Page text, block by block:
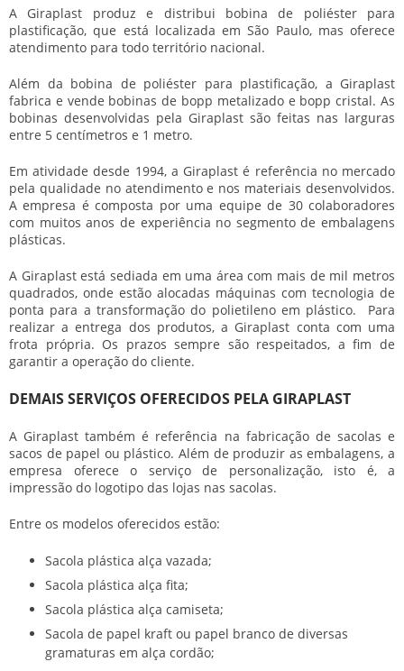
A Giraplast produz e distribui bobina de poliéster para
plastificação, que está localizada em São Paulo, mas oferece
atendimento para todo território nacional.
Além da bobina de poliéster para plastificação, a Giraplast
fabrica e vende bobinas de bopp metalizado e bopp cristal. As
bobinas desenvolvidas pela Giraplast são feitas nas larguras
entre 5 centímetros e 1 metro.
Em atividade desde 1994, a Giraplast é referência no mercado
pela qualidade no atendimento e nos materiais desenvolvidos.
A empresa é composta por uma equipe de 30 colaboradores
com muitos anos de experiência no segmento de embalagens
plásticas.
A Giraplast está sediada em uma área com mais de mil metros
quadrados, onde estão alocadas máquinas com tecnologia de
ponta para a transformação do polietileno em plástico. Para
realizar a entrega dos produtos, a Giraplast conta com uma
frota própria. Os prazos sempre são respeitados, a fim de
garantir a operação do cliente.
DEMAIS SERVIÇOS OFERECIDOS PELA GIRAPLAST
A Giraplast também é referência na fabricação de sacolas e
sacos de papel ou plástico. Além de produzir as embalagens, a
empresa oferece o serviço de personalização, isto é, a
impressão do logotipo das lojas nas sacolas.
Entre os modelos oferecidos estão:
Sacola plástica alça vazada;
Sacola plástica alça fita;
Sacola plástica alça camiseta;
Sacola de papel kraft ou papel branco de diversas
gramaturas em alça cordão;